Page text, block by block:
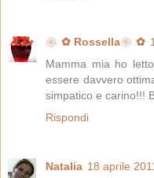
❀✿ Rossella❀✿
Mamma mia ho
essere davvero
simpatico e carino!!!
Rispondi
Natalia 18 aprile